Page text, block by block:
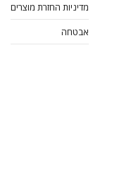
מדיניות החזרת מוצרים
אבטחה